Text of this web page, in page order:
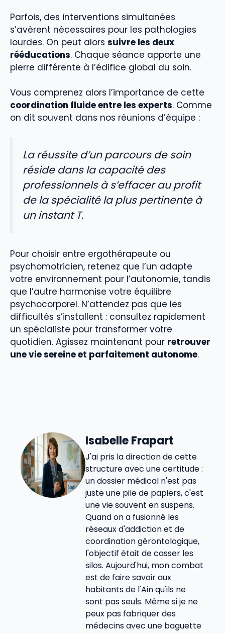
Parfois, des interventions simultanées
s’avèrent nécessaires pour les pathologies
lourdes. On peut alors suivre les deux
rééducations. Chaque séance apporte une
pierre différente à l’édifice global du soin.
Vous comprenez alors l’importance de cette
coordination fluide entre les experts. Comme
on dit souvent dans nos réunions d’équipe :
La réussite d’un parcours de soin
réside dans la capacité des
professionnels à s’effacer au profit
de la spécialité la plus pertinente à
un instant T.
Pour choisir entre ergothérapeute ou
psychomotricien, retenez que l’un adapte
votre environnement pour l’autonomie, tandis
que l’autre harmonise votre équilibre
psychocorporel. N’attendez pas que les
difficultés s’installent : consultez rapidement
un spécialiste pour transformer votre
quotidien. Agissez maintenant pour retrouver
une vie sereine et parfaitement autonome.
Isabelle Frapart
J'ai pris la direction de cette
structure avec une certitude :
un dossier médical n'est pas
juste une pile de papiers, c'est
une vie souvent en suspens.
Quand on a fusionné les
réseaux d'addiction et de
coordination gérontologique,
l'objectif était de casser les
silos. Aujourd'hui, mon combat
est de faire savoir aux
habitants de l'Ain qu'ils ne
sont pas seuls. Même si je ne
peux pas fabriquer des
médecins avec une baguette